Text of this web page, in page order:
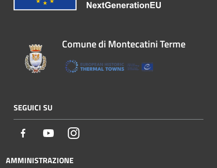
Comune di Montecatini Terme
SEGUICI SU
Facebook YoutubeInstagram
AMMINISTRAZIONE